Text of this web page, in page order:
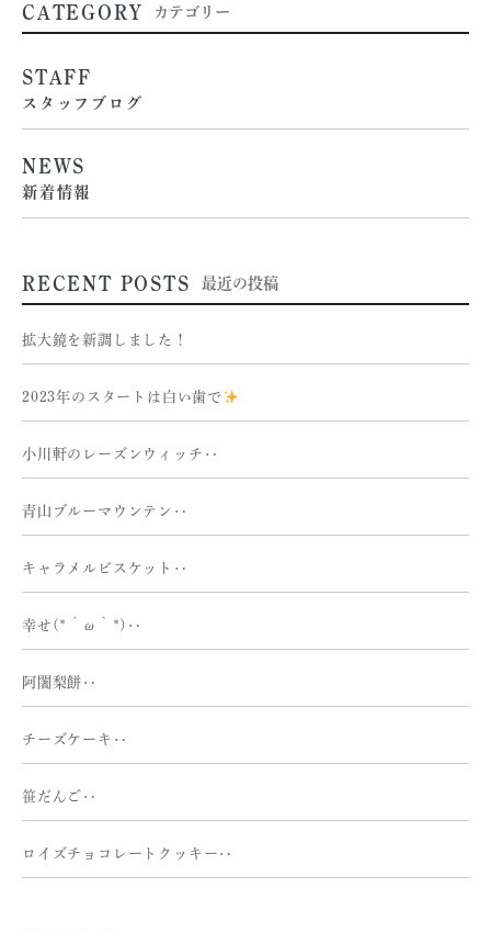
CATEGORY カテゴリー
STAFF
スタッフブログ
NEWS
新着情報
RECENT POSTS 最近の投稿
拡大鏡を新調しました！
2023年のスタートは白い歯で
小川軒のレーズンウィッチ‥
青山ブルーマウンテン‥
キャラメルビスケット‥
幸せ(*´ω｀*)‥
阿闍梨餅‥
チーズケーキ‥
笹だんご‥
ロイズチョコレートクッキー‥